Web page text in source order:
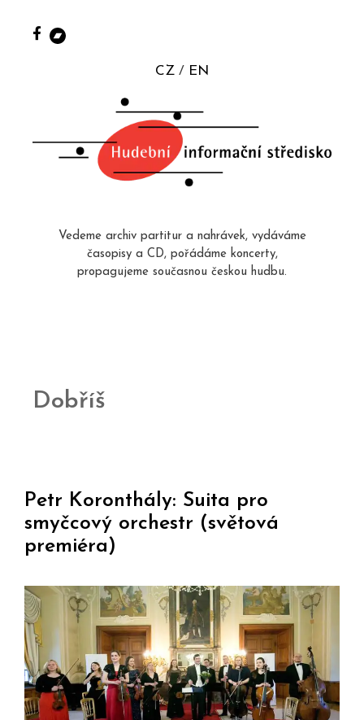
CZ EN
Vedeme archiv partitur a nahrávek, vydáváme
časopisy a CD, pořádáme koncerty,
propagujeme současnou českou hudbu.
Dobříš
Petr Koronthály: Suita pro
smyčcový orchestr (světová
premiéra)